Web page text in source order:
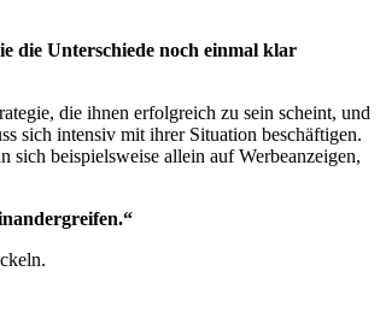
die Unterschiede noch einmal klar
die ihnen erfolgreich zu sein scheint, und
sich intensiv mit ihrer Situation beschäftigen.
sich beispielsweise allein auf Werbeanzeigen,